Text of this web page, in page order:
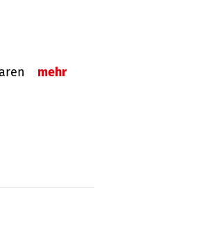
mehr